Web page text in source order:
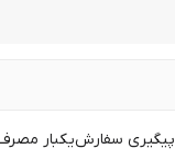
پیگیری سفارشیکبار